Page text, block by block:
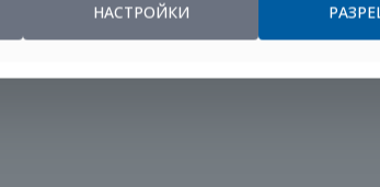
НАСТРОЙКИ